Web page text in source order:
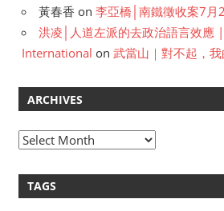
黃春香 on 李亞橋│南鐵徵收案7月
洪凌│人道左派的去政治語言效應
International on 武當山｜對不起，
ARCHIVES
A
h
TAGS